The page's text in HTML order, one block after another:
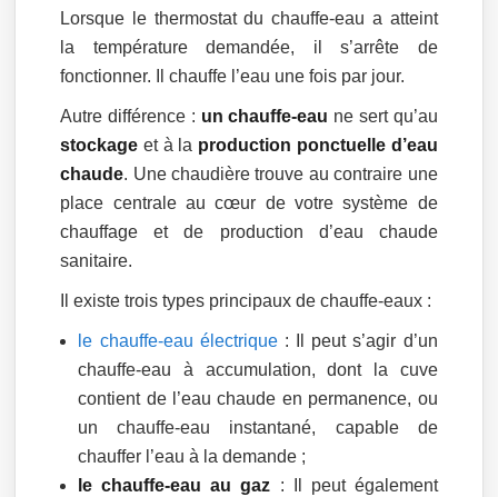
Lorsque le thermostat du chauffe-eau a atteint
la température demandée, il s’arrête de
fonctionner. Il chauffe l’eau une fois par jour.
Autre différence : un chauffe-eau ne sert qu’au
stockage et à la production ponctuelle d’eau
chaude. Une chaudière trouve au contraire une
place centrale au cœur de votre système de
chauffage et de production d’eau chaude
sanitaire.
Il existe trois types principaux de chauffe-eaux :
le chauffe-eau électrique: Il peut s’agir d’un
chauffe-eau à accumulation, dont la cuve
contient de l’eau chaude en permanence, ou
un chauffe-eau instantané, capable de
chauffer l’eau à la demande ;
le chauffe-eau au gaz : Il peut également